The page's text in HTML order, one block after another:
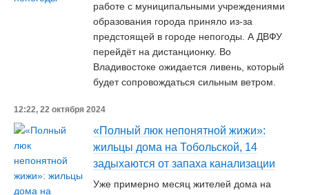
работе с муниципальными учреждениями
образования города приняло из-за
предстоящей в городе непогоды. А ДВФУ
перейдёт на дистанционку. Во
Владивостоке ожидается ливень, который
будет сопровождаться сильным ветром.
12:22, 22 октября 2024
«Полный люк непонятной жижи»:
жильцы дома на Тобольской, 14
задыхаются от запаха канализации
Уже примерно месяц жителей дома на